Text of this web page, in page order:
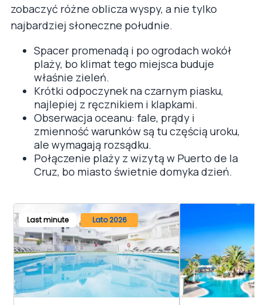
zobaczyć różne oblicza wyspy, a nie tylko
najbardziej słoneczne południe.
Spacer promenadą i po ogrodach wokół
plaży, bo klimat tego miejsca buduje
właśnie zieleń.
Krótki odpoczynek na czarnym piasku,
najlepiej z ręcznikiem i klapkami.
Obserwacja oceanu: fale, prądy i
zmienność warunków są tu częścią uroku,
ale wymagają rozsądku.
Połączenie plaży z wizytą w Puerto de la
Cruz, bo miasto świetnie domyka dzień.
Last minute Lato 2026